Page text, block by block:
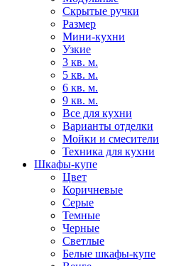
Скрытые ручки
Размер
Мини-кухни
Узкие
3 кв. м.
5 кв. м.
6 кв. м.
9 кв. м.
Все для кухни
Варианты отделки
Мойки и смесители
Техника для кухни
Шкафы-купе
Цвет
Коричневые
Серые
Темные
Черные
Светлые
Белые шкафы-купе